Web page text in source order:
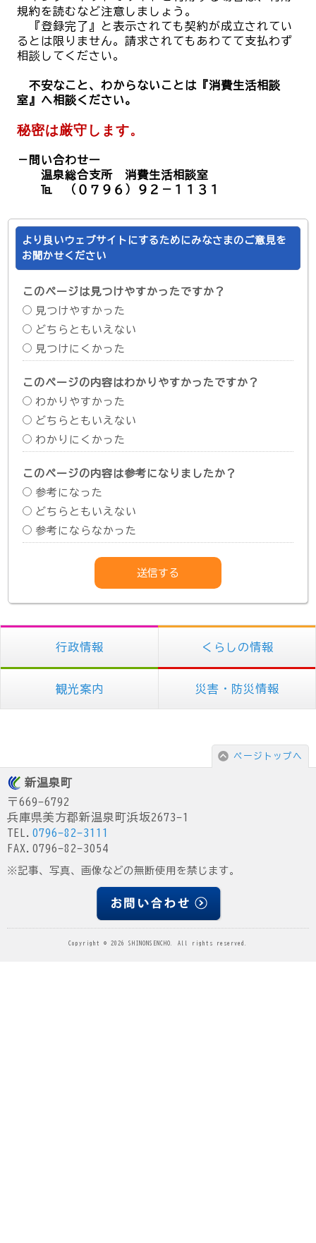
規約を読むなど注意しましょう。
『登録完了』と表示されても契約が成立されてい
るとは限りません。請求されてもあわてて支払わず
相談してください。
不安なこと、わからないことは『消費生活相談
室』へ相談ください。
秘密は厳守します。
－問い合わせー
温泉総合支所 消費生活相談室
℡ （０７９６）９２－１１３１
より良いウェブサイトにするためにみなさまのご意見を
お聞かせください
このページは見つけやすかったですか？
見つけやすかった
どちらともいえない
見つけにくかった
このページの内容はわかりやすかったですか？
わかりやすかった
どちらともいえない
わかりにくかった
このページの内容は参考になりましたか？
参考になった
どちらともいえない
参考にならなかった
行政情報 くらしの情報
観光案内 災害・防災情報
ページトップへ
新温泉町
〒669-6792
兵庫県美方郡新温泉町浜坂2673-1
TEL. 0796-82-3111
FAX.0796-82-3054
※記事、写真、画像などの無断使用を禁じます。
Copyright © 2026 SHINONSENCHO. All rights reserved.